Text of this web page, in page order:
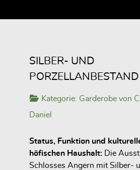
SILBER- UND
Kategorie: Garderobe von
Daniel
Status, Funktion und
höfischen Haushalt:
Die
Schlosses Angern mit Silber-